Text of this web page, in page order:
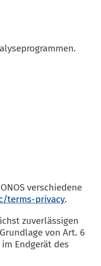
verschiedene
terms-privacy.
zuverlässigen
von Art. 6
Endgerät des